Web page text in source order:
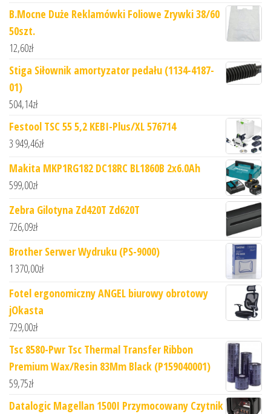
B.Mocne Duże Reklamówki Foliowe Zrywki 38/60
50szt.
12,60zł
Stiga Siłownik amortyzator pedału (1134-4187-
01)
504,14zł
Festool TSC 55 5,2 KEBI-Plus/XL 576714
3 949,46zł
Makita MKP1RG182 DC18RC BL1860B 2x6.0Ah
599,00zł
Zebra Gilotyna Zd420T Zd620T
726,09zł
Brother Serwer Wydruku (PS-9000)
1 370,00zł
Fotel ergonomiczny ANGEL biurowy obrotowy
jOkasta
729,00zł
Tsc 8580-Pwr Tsc Thermal Transfer Ribbon
Premium Wax/Resin 83Mm Black (P159040001)
59,75zł
Datalogic Magellan 1500I Przymocowany Czytnik